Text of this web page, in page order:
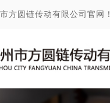
方圆链传动有限公司官网！